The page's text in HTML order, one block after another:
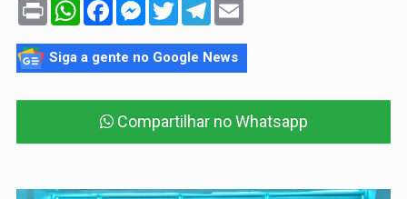
Print WhatsAppFacebookMessenger
TwitterTelegram
Siga a gente no Google News
Compartilhar no Whatsapp